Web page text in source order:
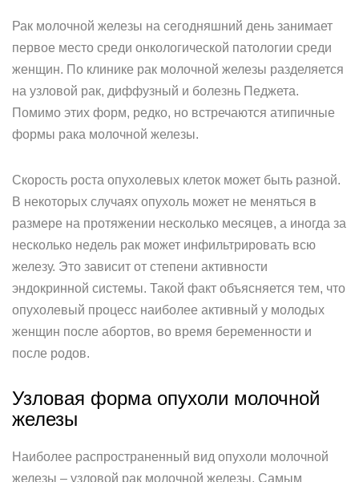
Рак молочной железы на сегодняшний день занимает
первое место среди онкологической патологии среди
женщин. По клинике рак молочной железы разделяется
на узловой рак, диффузный и болезнь Педжета.
Помимо этих форм, редко, но встречаются атипичные
формы рака молочной железы.
Скорость роста опухолевых клеток может быть разной.
В некоторых случаях опухоль может не меняться в
размере на протяжении несколько месяцев, а иногда за
несколько недель рак может инфильтрировать всю
железу. Это зависит от степени активности
эндокринной системы. Такой факт объясняется тем, что
опухолевый процесс наиболее активный у молодых
женщин после абортов, во время беременности и
после родов.
Узловая форма опухоли молочной
железы
Наиболее распространенный вид опухоли молочной
железы – узловой рак молочной железы. Самым